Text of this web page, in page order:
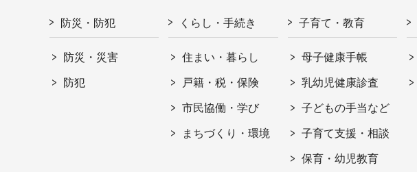
防災・防犯
防災・災害
防犯
くらし・手続き
住まい・暮らし
戸籍・税・保険
市民協働・学び
まちづくり・環境
子育て・教育
母子健康手帳
乳幼児健康診査
子どもの手当など
子育て支援・相談
保育・幼児教育